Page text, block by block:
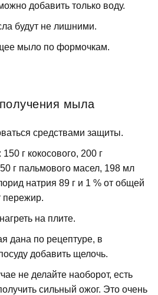
добавить только воду.
будут не лишними.
мыло по формочкам.
мыла
средствами защиты.
г кокосового, 200 г
г пальмового масел, 198 мл
натрия 89 г и 1 % от общей
пережир.
на плите.
дана по рецептуре, в
добавить щелочь.
не делайте наоборот, есть
сильный ожог. Это очень